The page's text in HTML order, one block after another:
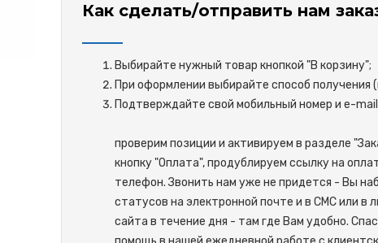
Как сделать/отправить нам
Выбирайте нужный товар кнопкой "В корзину";
При оформлении выбирайте способ получения
Подтверждайте свой мобильный
проверим позиции и активируем в разделе
кнопку "Оплата", продублируем ссылку на
телефон. Звонить нам уже не придется - Вы
статусов на электронной почте и в СМС или в
сайта в течение дня - там где Вам удобно.